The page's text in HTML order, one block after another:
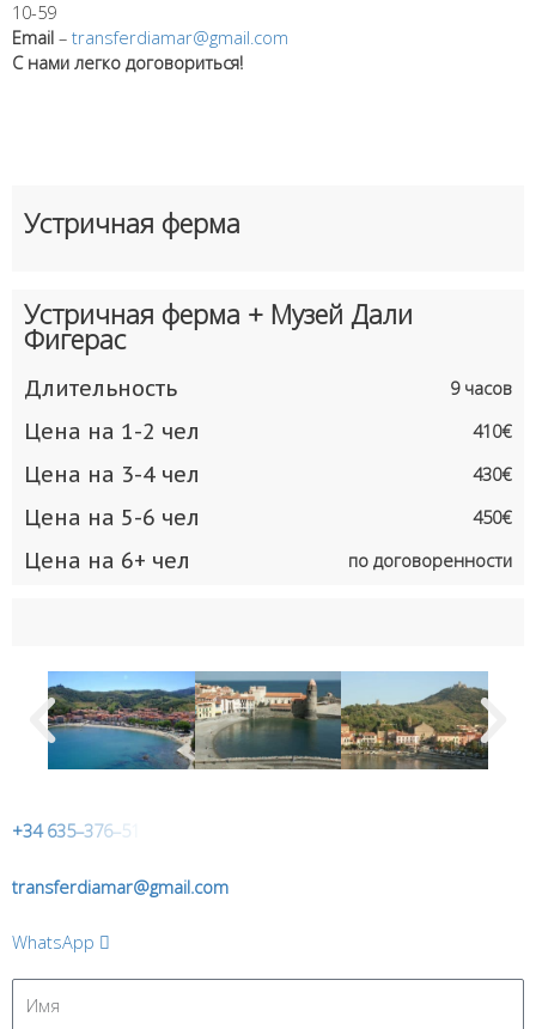
10-59
Email – transferdiamar@gmail.com
С нами легко договориться!
Устричная ферма
Устричная ферма + Музей Дали
Фигерас
Длительность 9 часов
Цена на 1-2 чел 410€
Цена на 3-4 чел 430€
Цена на 5-6 чел 450€
Цена на 6+ чел по договоренности
+34 635–376–5
transferdiamar@gmail.com
WhatsApp